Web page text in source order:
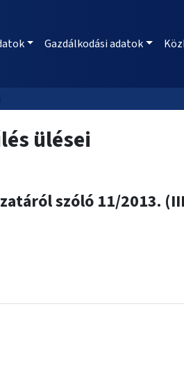
Gazdálkodási adatok
ülései
szóló 11/2013.